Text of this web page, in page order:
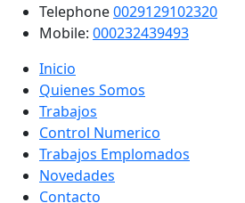
Telephone0029129102320
Mobile: 000232439493
Inicio
Quienes Somos
Trabajos
Control Numerico
Trabajos Emplomados
Novedades
Contacto